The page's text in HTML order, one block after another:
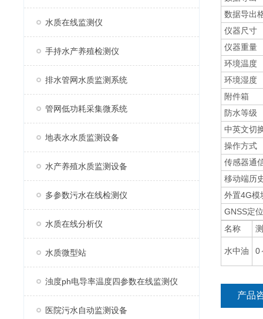
水质在线监测仪
手持水产养殖检测仪
排水管网水质监测系统
管网低功耗采集微系统
地表水水质监测设备
水产养殖水质监测设备
多参数污水在线检测仪
水质在线分析仪
水质微型站
浊度ph电导率温度四参数在线监测仪
医院污水自动监测设备
数据导出
仪器尺寸
仪器重量
环境温度
环境湿度
附件箱
防水等级
中英文切
操作方式
传感器通
移动端历
外置4G模
GNSS定位
名称
水中油 0
产品